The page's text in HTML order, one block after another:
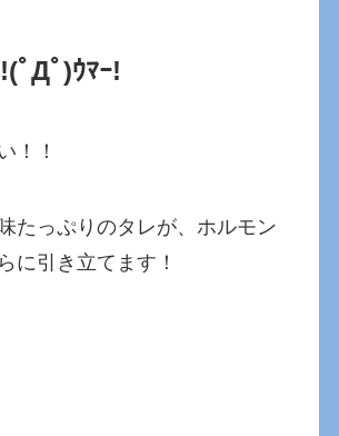
(ﾟДﾟ)ｳﾏｰ!
！！
たっぷりのタレが、ホルモン
に引き立てます！